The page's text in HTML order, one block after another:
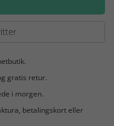
gratis retur.
i morgen.
betalingskort eller